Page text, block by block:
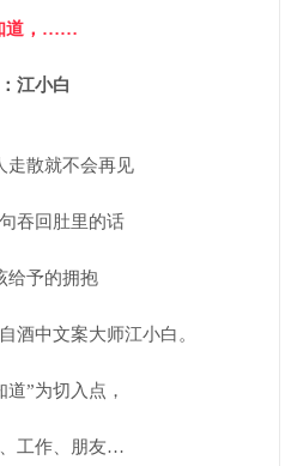
道，……
江小白
走散就不会再见
吞回肚里的话
给予的拥抱
酒中文案大师江小白。
道”为切入点，
工作、朋友…